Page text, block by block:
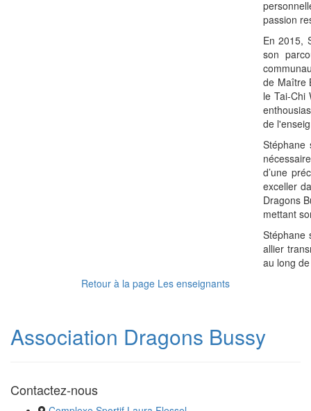
passion
En 2015,
son
de Maître
le Tai-Chi
de
Stéphane
d’une
exceller
Dragons
mettant
Stéphane
allier
au long
Retour à la page Les enseignants
Association Dragons Bussy
Contactez-nous